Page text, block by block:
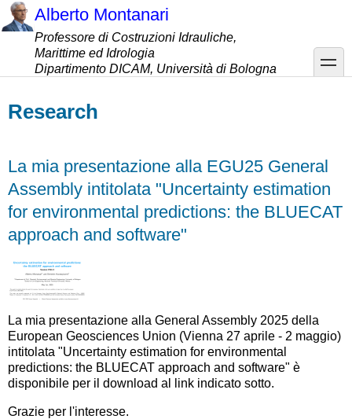
Salta
al
contenuto
principale
Alberto Montanari
Professore di Costruzioni Idrauliche,
Marittime ed Idrologia
Dipartimento DICAM, Università di Bologna
toggle
Research
La mia presentazione alla EGU25 General
Assembly intitolata "Uncertainty estimation
for environmental predictions: the BLUECAT
approach and software"
La mia presentazione alla General Assembly 2025 della
European Geosciences Union (Vienna 27 aprile - 2 maggio)
intitolata "Uncertainty estimation for environmental
predictions: the BLUECAT approach and software" è
disponibile per il download al link indicato sotto.
Grazie per l'interesse.